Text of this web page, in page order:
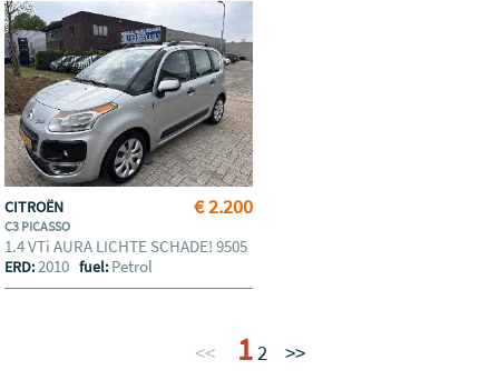
€ 2.200
CITROËN
C3 PICASSO
1.4 VTi AURA LICHTE SCHADE! 9505
ERD:2010fuel: Petrol
<< 12 >>